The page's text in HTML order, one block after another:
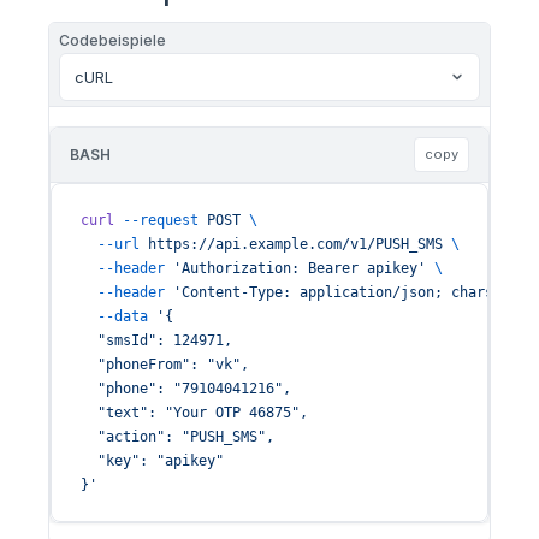
Codebeispiele
cURL
BASH copy
curl --request POST \
  --url
https://api.example.com/v1/PUSH_SMS \
  --header
'Authorization: Bearer apikey'
\
  --header
'Content-Type: application/json;
  --data
'{
  "smsId": 124971,
  "phoneFrom": "vk",
  "phone": "79104041216",
  "text": "Your OTP 46875",
  "action": "PUSH_SMS",
  "key": "apikey"
}'